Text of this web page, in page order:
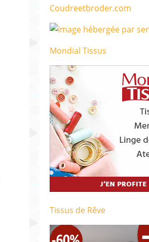
Coudreetbroder.com
Mondial Tissus
Tissus de Rêve